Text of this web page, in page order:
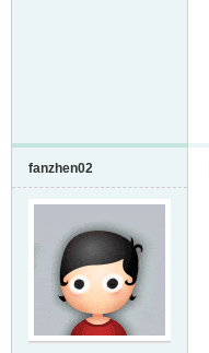
fanzhen02